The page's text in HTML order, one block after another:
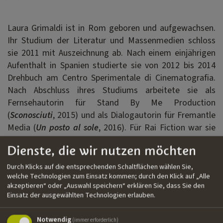
Laura Grimaldi ist in Rom geboren und aufgewachsen.
Ihr Studium der Literatur und Massenmedien schloss
sie 2011 mit Auszeichnung ab. Nach einem einjährigen
Aufenthalt in Spanien studierte sie von 2012 bis 2014
Drehbuch am Centro Sperimentale di Cinematografia.
Nach Abschluss ihres Studiums arbeitete sie als
Fernsehautorin für Stand By Me Production
(Sconosciuti, 2015) und als Dialogautorin für Fremantle
Media (Un posto al sole, 2016). Für Rai Fiction war sie
als Webautorin bzw. Beraterin und als Junior-
Redakteurin tätig. Ihre neuen Projekte umfassen
Dokumentarfilme, Spielfilme, Fernsehserien und
Theaterstücke.
Filmografie
Dienste, die wir nutzen möchten
Durch Klicks auf die entsprechenden Schaltflächen wählen Sie,
welche Technologien zum Einsatz kommen; durch den Klick auf „Alle
akzeptieren“ oder „Auswahl speichern“ erklären Sie, dass Sie den
Einsatz der ausgewählten Technologien erlauben.
Notwendig (immer erforderlich)